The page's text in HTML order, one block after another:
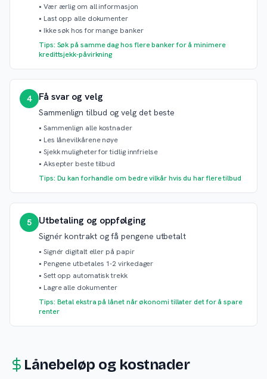
• Vær ærlig om all informasjon
• Last opp alle dokumenter
• Ikke søk hos for mange banker
Tips: Søk på samme dag hos flere banker for å minimere
kredittsjekk-påvirkning
4 Få svar og velg
Sammenlign tilbud og velg det beste
• Sammenlign alle kostnader
• Les lånevilkårene nøye
• Sjekk muligheter for tidlig innfrielse
• Aksepter beste tilbud
Tips: Du kan forhandle om bedre vilkår hvis du har flere tilbud
5 Utbetaling og oppfølging
Signér kontrakt og få pengene utbetalt
• Signér digitalt eller på papir
• Pengene utbetales 1-2 virkedager
• Sett opp automatisk trekk
• Lagre alle dokumenter
Tips: Betal ekstra på lånet når økonomi tillater det for å spare
renter
Lånebeløp og kostnader